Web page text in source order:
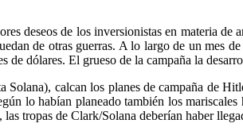
deseos de los inversionistas en materia
de otras guerras. A lo largo de un mes
dólares. El grueso de la campaña la
calcan los planes de campaña de
lo habían planeado también los
tropas de Clark/Solana deberían haber